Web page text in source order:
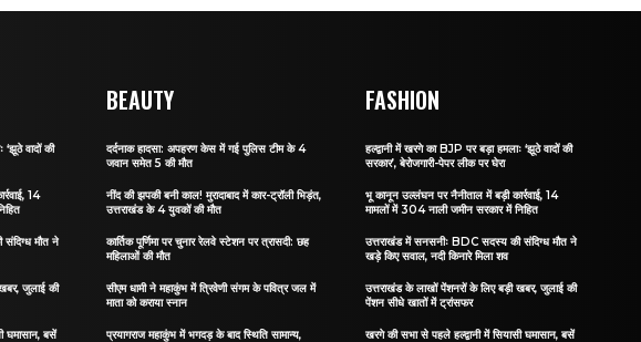
वादों की
14
मौत ने
जुलाई की
घमासान, बसें
BEAUTY
दर्दनाक हादसा: अपहरण केस में गई पुलिस टीम के 4
जवान समेत 5 की मौत
नींद की झपकी बनी काल! मुरादाबाद में कार-ट्रॉली भिड़ंत,
उत्तराखंड के 4 युवकों की मौत
कार्तिक पूर्णिमा पर चुनार रेलवे स्टेशन पर त्रासदी: छह
महिलाओं की मौत
सीएम धामी ने महाकुंभ में त्रिवेणी संगम के पवित्र जल में
माता को कराया स्नान
प्रयागराज महाकुंभ में भगदड़ के बाद स्थिति सामान्य,
FASHION
हल्द्वानी में खरगे का BJP पर बड़ा हमलाः ‘झूठे वादों की
सरकार’, बेरोजगारी-पेपर लीक पर घेरा
भू कानून उल्लंघन पर नैनीताल में बड़ी कार्रवाई, 14
मामलों में 304 नाली जमीन सरकार में निहित
उत्तराखंड में सनसनीः BDC सदस्य की संदिग्ध मौत ने
खड़े किए सवाल, नदी किनारे मिला शव
उत्तराखंड के लाखों पेंशनरों के लिए बड़ी खबर, जुलाई की
पेंशन सीधे खातों में ट्रांसफर
खरगे की सभा से पहले हल्द्वानी में सियासी घमासान, बसें